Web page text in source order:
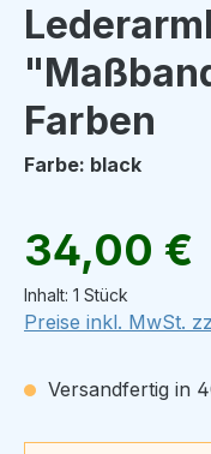
Farben
Farbe: black
Regulärer Preis:
34,00 €
Inhalt: 1 Stück
Preise inkl. MwSt.
Versandfertig in